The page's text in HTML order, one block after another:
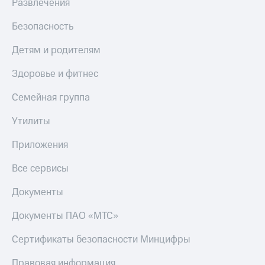
Развлечения
Безопасность
Детям и родителям
Здоровье и фитнес
Семейная группа
Утилиты
Приложения
Все сервисы
Документы
Документы ПАО «МТС»
Сертификаты безопасности Минцифры